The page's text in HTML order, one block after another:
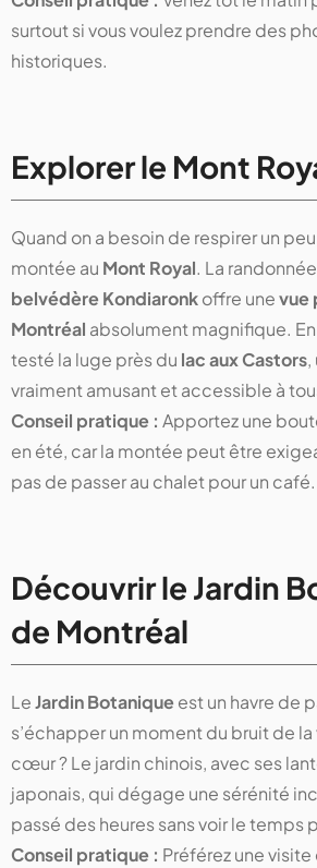
surtout si vous voulez prendre des
historiques.
Explorer le Mont
Quand on a besoin de respirer un
montée au Mont Royal. La
belvédère Kondiaronkoffre unevue
Montréal absolument magnifique. En
testé la luge près du lac aux Castors,
vraiment amusant et accessible à
Conseil pratique : Apportez une
en été, car la montée peut être
pas de passer au chalet pour un café.
Découvrir le Jardin
de Montréal
LeJardin Botaniqueest un havre de
s’échapper un moment du bruit de
cœur ? Le jardin chinois, avec ses
japonais, qui dégage une sérénité
passé des heures sans voir le temps
Conseil pratique : Préférez une